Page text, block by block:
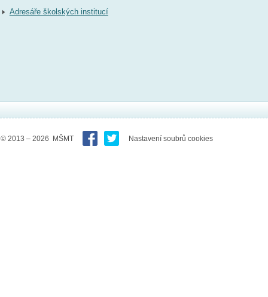
Adresáře školských institucí
© 2013 – 2026 MŠMT Nastavení soubrů cookies